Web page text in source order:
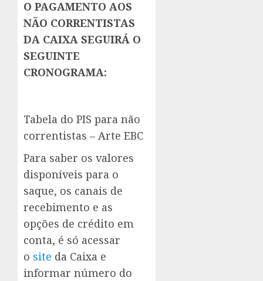
O PAGAMENTO AOS
NÃO CORRENTISTAS
DA CAIXA SEGUIRÁ O
SEGUINTE
CRONOGRAMA:
Tabela do PIS para não
correntistas – Arte EBC
Para saber os valores
disponíveis para o
saque, os canais de
recebimento e as
opções de crédito em
conta, é só acessar
o site da Caixa e
informar número do